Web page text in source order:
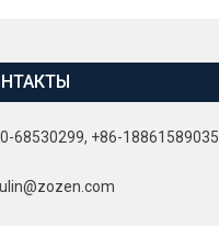
68530299, +86-18861589035